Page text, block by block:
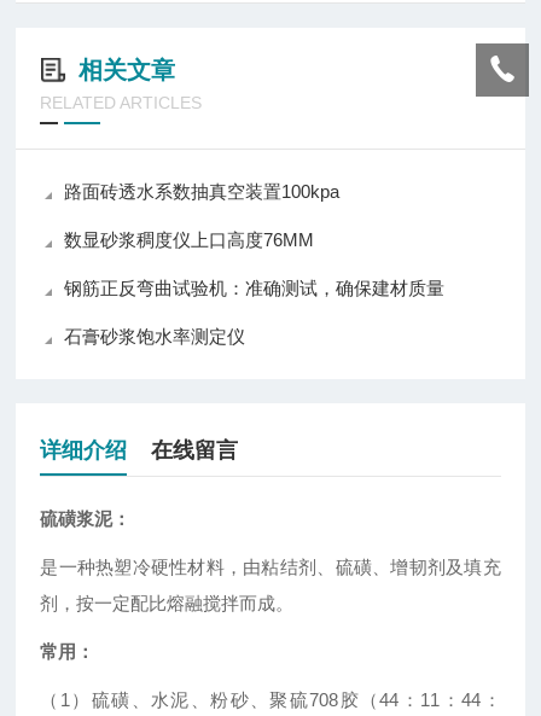
相关文章
RELATED ARTICLES
路面砖透水系数抽真空装置100kpa
数显砂浆稠度仪上口高度76MM
钢筋正反弯曲试验机：准确测试，确保建材质量
石膏砂浆饱水率测定仪
详细介绍 在线留言
硫磺浆泥：
是一种热塑冷硬性材料，由粘结剂、硫磺、增韧剂及填充
剂，按一定配比熔融搅拌而成。
常用：
（1）硫磺、水泥、粉砂、聚硫708胶（44：11：44：